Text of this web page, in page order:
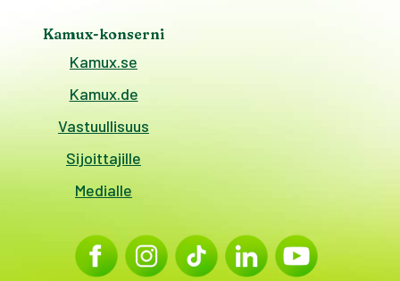
Kamux-konserni
Kamux.se
Kamux.de
Vastuullisuus
Sijoittajille
Medialle